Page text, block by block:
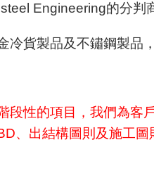
Engineering的分判
冷貨製品及不鏽鋼製
段性的項目，我們為客
、出結構圖則及施工